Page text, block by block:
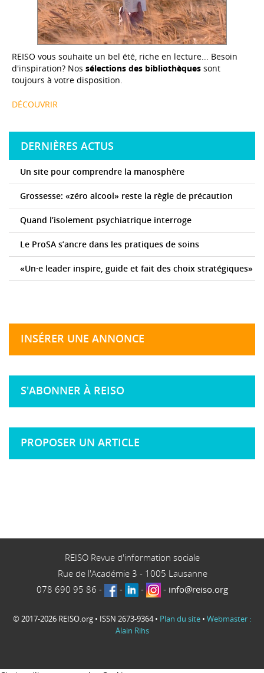
REISO vous souhaite un bel été, riche en lecture... Besoin
d'inspiration? Nos sélections des bibliothèques sont
toujours à votre disposition.
DÉCOUVRIR
DERNIÈRES ACTUS
Un site pour comprendre la manosphère
Grossesse: «zéro alcool» reste la règle de précaution
Quand l’isolement psychiatrique interroge
Le ProSA s’ancre dans les pratiques de soins
«Un·e leader inspire, guide et fait des choix stratégiques»
INSÉRER UNE ANNONCE
S'ABONNER À REISO
PROPOSER UN ARTICLE
REISO Revue d'information sociale
Rue de l'Académie 3 - 1005 Lausanne
078 690 95 86 - - - - info@reiso.org
© 2017-2026 REISO.org • ISSN 2673-9364 • Plan du site • Webmaster :
Alain Rihs